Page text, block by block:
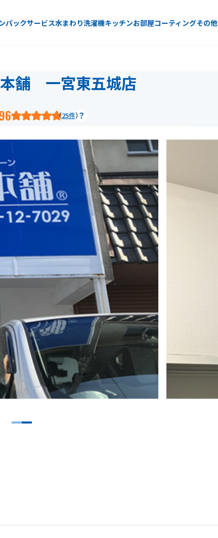
パックサービス水まわり洗濯機キッチンお部屋コーティングその他
舗 一宮東五城店
25件